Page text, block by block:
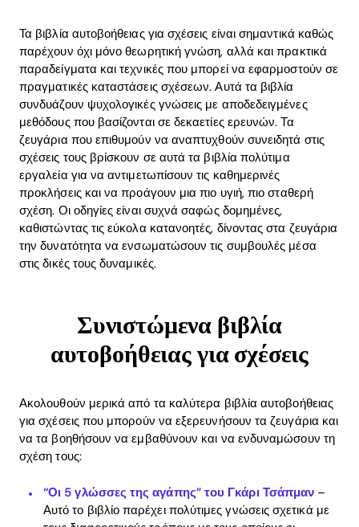
Τα βιβλία αυτοβοήθειας για σχέσεις είναι σημαντικά καθώς
παρέχουν όχι μόνο θεωρητική γνώση, αλλά και πρακτικά
παραδείγματα και τεχνικές που μπορεί να εφαρμοστούν σε
πραγματικές καταστάσεις σχέσεων. Αυτά τα βιβλία
συνδυάζουν ψυχολογικές γνώσεις με αποδεδειγμένες
μεθόδους που βασίζονται σε δεκαετίες ερευνών. Τα
ζευγάρια που επιθυμούν να αναπτυχθούν συνειδητά στις
σχέσεις τους βρίσκουν σε αυτά τα βιβλία πολύτιμα
εργαλεία για να αντιμετωπίσουν τις καθημερινές
προκλήσεις και να προάγουν μια πιο υγιή, πιο σταθερή
σχέση. Οι οδηγίες είναι συχνά σαφώς δομημένες,
καθιστώντας τις εύκολα κατανοητές, δίνοντας στα ζευγάρια
την δυνατότητα να ενσωματώσουν τις συμβουλές μέσα
στις δικές τους δυναμικές.
Συνιστώμενα βιβλία
αυτοβοήθειας για σχέσεις
Ακολουθούν μερικά από τα καλύτερα βιβλία αυτοβοήθειας
για σχέσεις που μπορούν να εξερευνήσουν τα ζευγάρια και
να τα βοηθήσουν να εμβαθύνουν και να ενδυναμώσουν τη
σχέση τους:
“Οι 5 γλώσσες της αγάπης” του Γκάρι Τσάπμαν –
Αυτό το βιβλίο παρέχει πολύτιμες γνώσεις σχετικά με